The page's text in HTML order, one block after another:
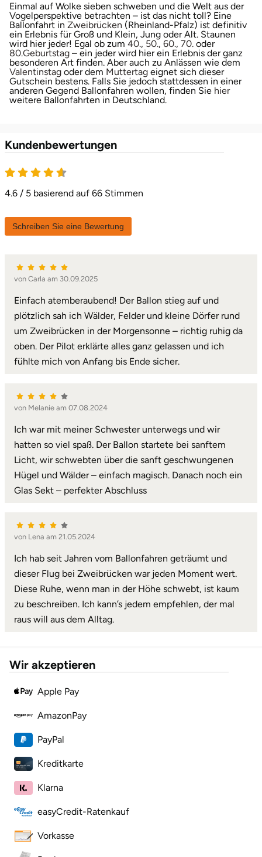
Einmal auf Wolke sieben schweben und die Welt aus der
Vogelperspektive betrachten – ist das nicht toll? Eine
Ballonfahrt in Zweibrücken (Rheinland-Pfalz) ist definitiv
ein Erlebnis für Groß und Klein, Jung oder Alt. Staunen
wird hier jeder! Egal ob zum 40., 50., 60., 70. oder
80.Geburtstag – ein jeder wird hier ein Erlebnis der ganz
besonderen Art finden. Aber auch zu Anlässen wie dem
Valentinstag oder dem Muttertag eignet sich dieser
Gutschein bestens. Falls Sie jedoch stattdessen in einer
anderen Gegend Ballonfahren wollen, finden Sie hier
weitere Ballonfahrten in Deutschland.
Kundenbewertungen
4.6 / 5 basierend auf 66 Stimmen
Schreiben Sie eine Bewertung
von Carla am 30.09.2025
Einfach atemberaubend! Der Ballon stieg auf und
plötzlich sah ich Wälder, Felder und kleine Dörfer rund
um Zweibrücken in der Morgensonne – richtig ruhig da
oben. Der Pilot erklärte alles ganz gelassen und ich
fühlte mich von Anfang bis Ende sicher.
von Melanie am 07.08.2024
Ich war mit meiner Schwester unterwegs und wir
hatten so viel spaß. Der Ballon startete bei sanftem
Licht, wir schwebten über die sanft geschwungenen
Hügel und Wälder – einfach magisch. Danach noch ein
Glas Sekt – perfekter Abschluss
von Lena am 21.05.2024
Ich hab seit Jahren vom Ballonfahren geträumt und
dieser Flug bei Zweibrücken war jeden Moment wert.
Diese Ruhe, wenn man in der Höhe schwebt, ist kaum
zu beschreiben. Ich kann’s jedem empfehlen, der mal
raus will aus dem Alltag.
Wir akzeptieren
Apple Pay
AmazonPay
PayPal
Kreditkarte
Klarna
easyCredit-Ratenkauf
Vorkasse